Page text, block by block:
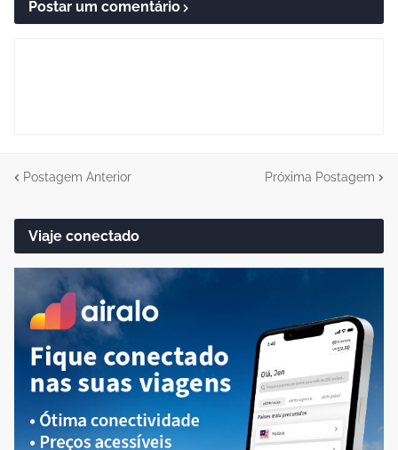
Postar um comentário
Postagem Anterior Próxima Postagem
Viaje conectado